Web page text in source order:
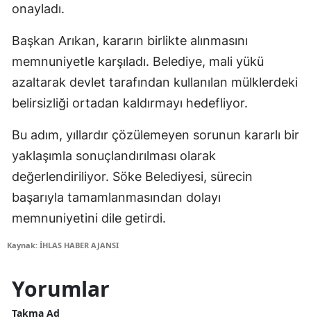
onayladı.
Başkan Arıkan, kararın birlikte alınmasını
memnuniyetle karşıladı. Belediye, mali yükü
azaltarak devlet tarafından kullanılan mülklerdeki
belirsizliği ortadan kaldırmayı hedefliyor.
Bu adım, yıllardır çözülemeyen sorunun kararlı bir
yaklaşımla sonuçlandırılması olarak
değerlendiriliyor. Söke Belediyesi, sürecin
başarıyla tamamlanmasından dolayı
memnuniyetini dile getirdi.
Kaynak: İHLAS HABER AJANSI
Yorumlar
Takma Ad